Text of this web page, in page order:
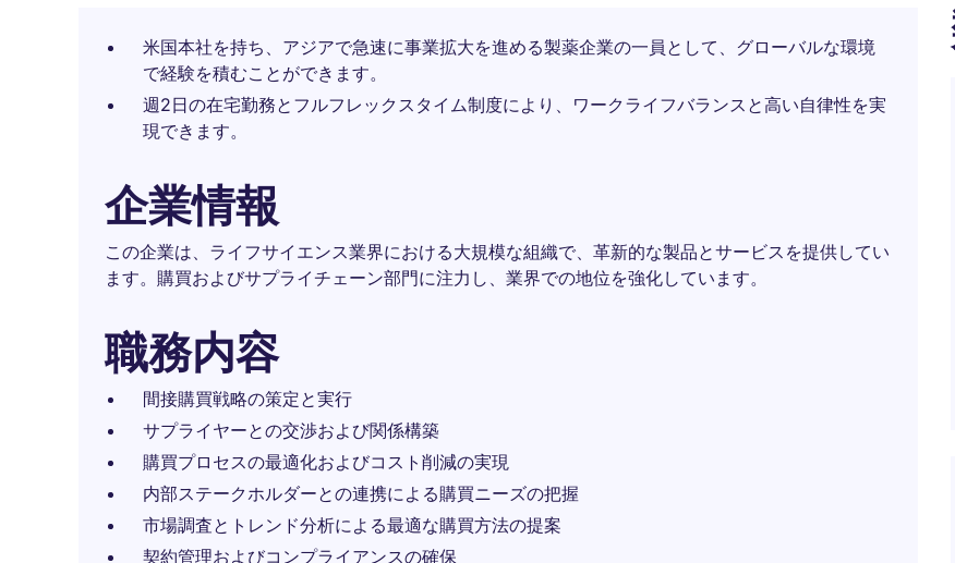
米国本社を持ち、アジアで急速に事業拡大を進める製薬企業の一員として、グローバルな環境
で経験を積むことができます。
週2日の在宅勤務とフルフレックスタイム制度により、ワークライフバランスと高い自律性を実
現できます。
企業情報
この企業は、ライフサイエンス業界における大規模な組織で、革新的な製品とサービスを提供してい
ます。購買およびサプライチェーン部門に注力し、業界での地位を強化しています。
職務内容
間接購買戦略の策定と実行
サプライヤーとの交渉および関係構築
購買プロセスの最適化およびコスト削減の実現
内部ステークホルダーとの連携による購買ニーズの把握
市場調査とトレンド分析による最適な購買方法の提案
契約管理およびコンプライアンスの確保